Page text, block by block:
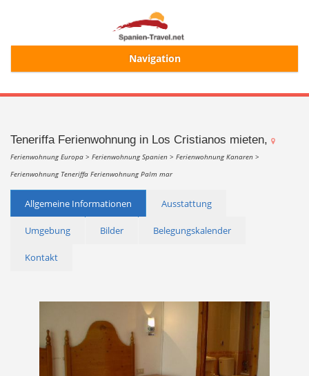
Navigation
Start
Alle Ferienhäuser
Ferienhaussuche
Merkliste
Teneriffa Ferienwohnung in Los Cristianos mieten,
Ferienwohnung Europa > Ferienwohnung Spanien > Ferienwohnung Kanaren >
Ferienwohnung Teneriffa Ferienwohnung Palm mar
Allgemeine Informationen Ausstattung
Umgebung Bilder Belegungskalender
Kontakt